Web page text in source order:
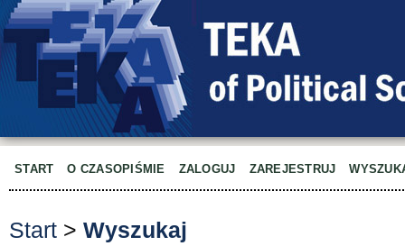
START O CZASOPIŚMIE ZALOGUJ ZAREJESTRUJ
Start > Wyszukaj